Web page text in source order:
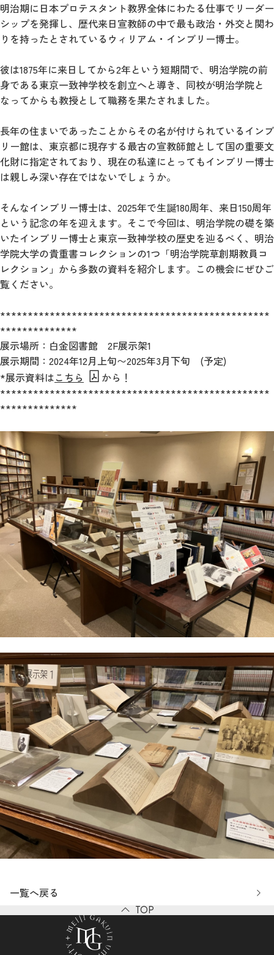
明治期に日本プロテスタント教界全体にわたる仕事でリーダー
シップを発揮し、歴代来日宣教師の中で最も政治・外交と関わ
りを持ったとされているウィリアム・インブリー博士。
彼は1875年に来日してから2年という短期間で、明治学院の前
身である東京一致神学校を創立へと導き、同校が明治学院と
なってからも教授として職務を果たされました。
長年の住まいであったことからその名が付けられているインブ
リー館は、東京都に現存する最古の宣教師館として国の重要文
化財に指定されており、現在の私達にとってもインブリー博士
は親しみ深い存在ではないでしょうか。
そんなインブリー博士は、2025年で生誕180周年、来日150周年
という記念の年を迎えます。そこで今回は、明治学院の礎を築
いたインブリー博士と東京一致神学校の歴史を辿るべく、明治
学院大学の貴重書コレクションの1つ「明治学院草創期教員コ
レクション」から多数の資料を紹介します。この機会にぜひご
覧ください。
*************************************************
**************
展示場所：白金図書館 2F展示架1
展示期間：2024年12月上旬〜2025年3月下旬 (予定)
*展示資料はこちら
から！
*************************************************
**************
一覧へ戻る
TOP